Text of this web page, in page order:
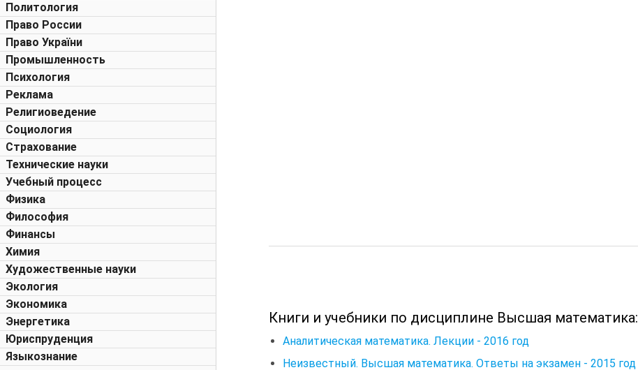
Политология
Право России
Право України
Промышленность
Психология
Реклама
Религиоведение
Социология
Страхование
Технические науки
Учебный процесс
Физика
Философия
Финансы
Химия
Художественные науки
Экология
Экономика
Энергетика
Юриспруденция
Языкознание
Книги и учебники по дисциплине Высшая математика:
Аналитическая математика. Лекции - 2016 год
Неизвестный. Высшая математика. Ответы на экзамен - 2015 год